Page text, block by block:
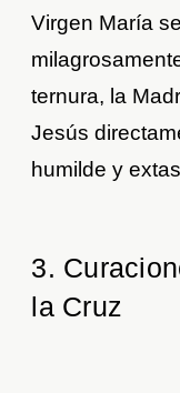
Virgen María
ternura, la
Jesús
humilde y
3.
la Cruz